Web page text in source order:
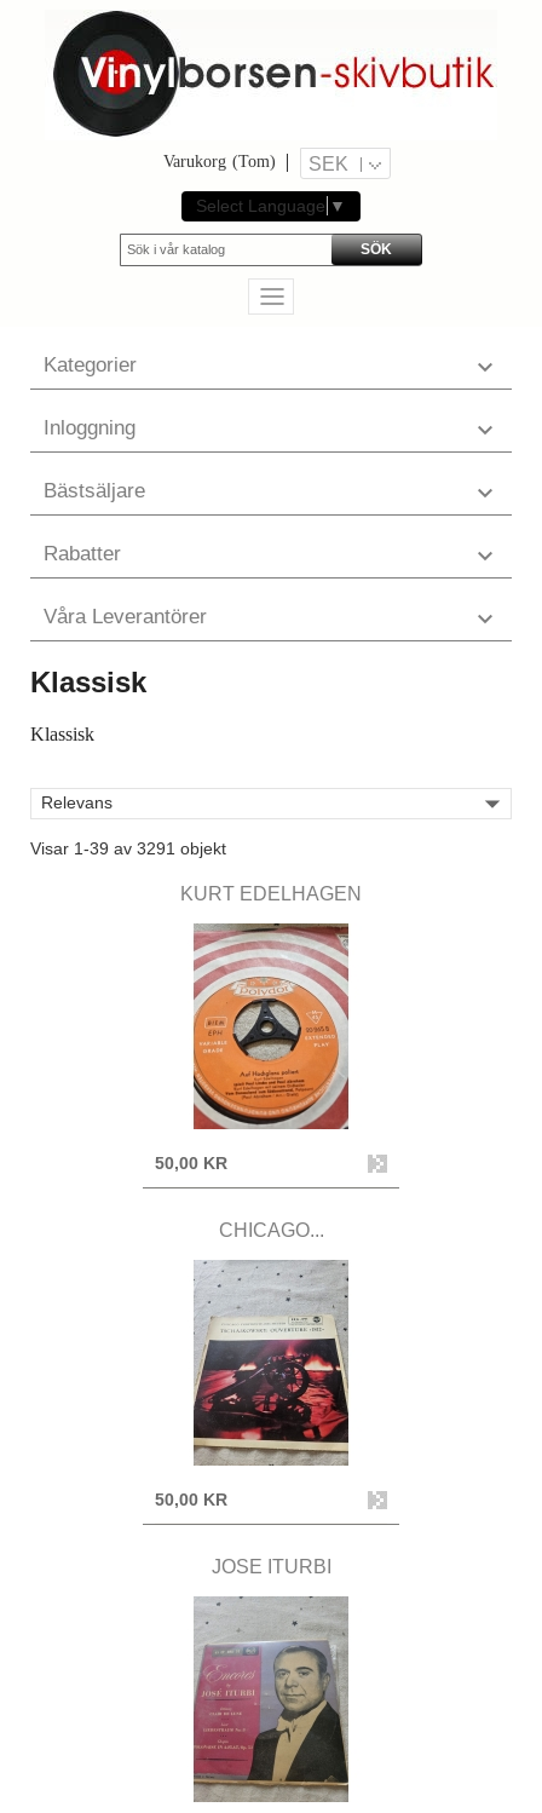
Varukorg (Tom) SEK
Select Language ▼
SÖK
Kategorier 
Inloggning 
Bästsäljare 
Rabatter 
Våra Leverantörer 
Klassisk
Klassisk
Relevans 
Visar 1-39 av 3291 objekt
KURT EDELHAGEN
50,00 KR
CHICAGO...
50,00 KR
JOSE ITURBI